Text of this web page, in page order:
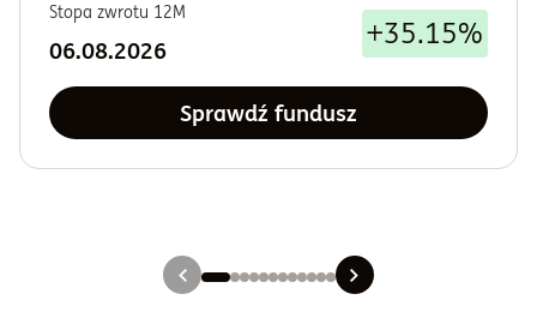
Stopa zwrotu 12M
06.08.2026 +35.15%
Sprawdź fundusz
Slajd 7
Slajd 8
Slajd 9
Slajd 10
Slajd 11
Slajd 12